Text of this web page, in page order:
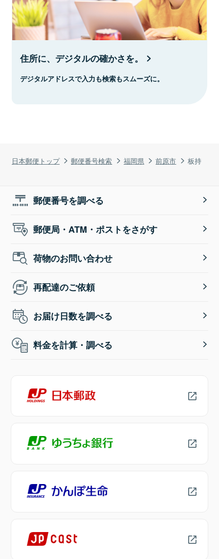
日本郵便トップ 郵便番号検索 福岡県 前原市 板持
住所に、デジタルの確かさを。
デジタルアドレスで入力も検索もスムーズに。
郵便番号を調べる
郵便局・ATM・ポストをさがす
荷物のお問い合わせ
再配達のご依頼
お届け日数を調べる
料金を計算・調べる